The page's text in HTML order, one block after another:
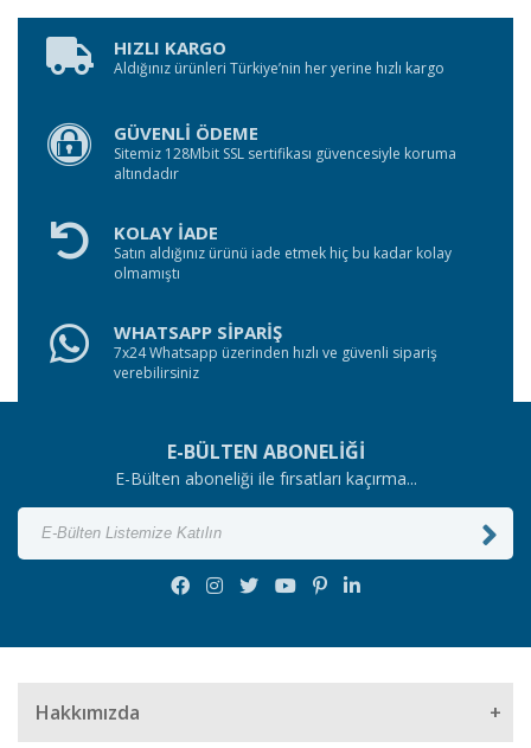
HIZLI KARGO
Aldığınız ürünleri Türkiye’nin her yerine hızlı kargo
GÜVENLİ ÖDEME
Sitemiz 128Mbit SSL sertifikası güvencesiyle koruma
altındadır
KOLAY İADE
Satın aldığınız ürünü iade etmek hiç bu kadar kolay
olmamıştı
WHATSAPP SİPARİŞ
7x24 Whatsapp üzerinden hızlı ve güvenli sipariş
verebilirsiniz
E-BÜLTEN ABONELİĞİ
E-Bülten aboneliği ile fırsatları kaçırma...
Hakkımızda